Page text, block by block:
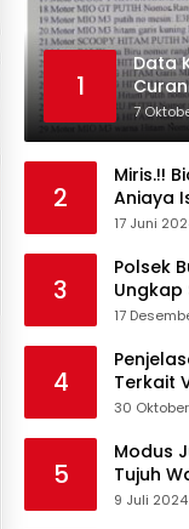
1
Data
oleh
7
2
Miris.!!
Aniaya
17 Juni
3
Polsek
Ungkap
17
4
Terkait
30
5
Modus
Tujuh
di
9 Juli 2024